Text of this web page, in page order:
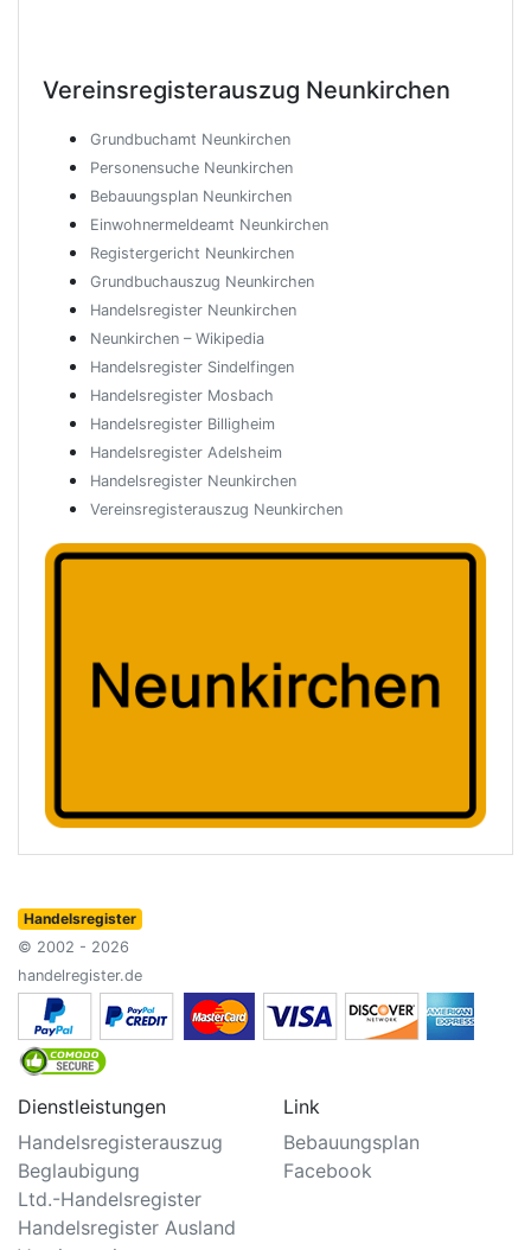
Vereinsregisterauszug Neunkirchen
Grundbuchamt Neunkirchen
Personensuche Neunkirchen
Bebauungsplan Neunkirchen
Einwohnermeldeamt Neunkirchen
Registergericht Neunkirchen
Grundbuchauszug Neunkirchen
Handelsregister Neunkirchen
Neunkirchen – Wikipedia
Handelsregister Sindelfingen
Handelsregister Mosbach
Handelsregister Billigheim
Handelsregister Adelsheim
Handelsregister Neunkirchen
Vereinsregisterauszug Neunkirchen
Handelsregister
© 2002 - 2026
handelregister.de
Dienstleistungen
Handelsregisterauszug
Beglaubigung
Ltd.-Handelsregister
Handelsregister Ausland
Link
Bebauungsplan
Facebook